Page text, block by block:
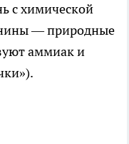
с химической
— природные
аммиак и